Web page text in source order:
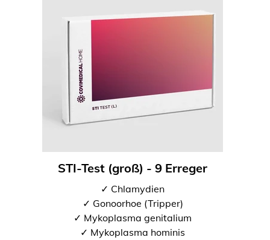
STI-Test (groß) - 9 Erreger
✓ Chlamydien
✓ Gonoorhoe (Tripper)
✓ Mykoplasma genitalium
✓ Mykoplasma hominis